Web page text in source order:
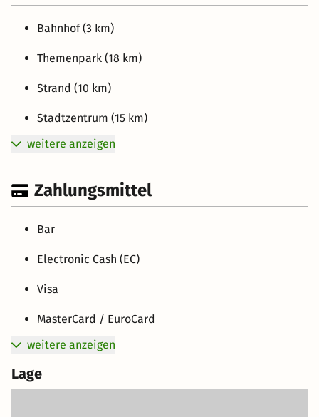
Bahnhof (3 km)
Themenpark (18 km)
Strand (10 km)
Stadtzentrum (15 km)
weitere anzeigen
Zahlungsmittel
Bar
Electronic Cash (EC)
Visa
MasterCard / EuroCard
weitere anzeigen
Lage